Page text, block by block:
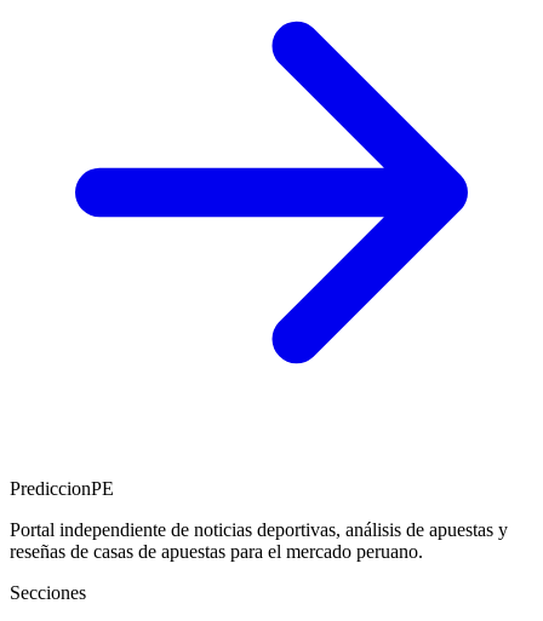
PrediccionPE
Portal independiente de noticias deportivas, análisis de apuestas y
reseñas de casas de apuestas para el mercado peruano.
Secciones